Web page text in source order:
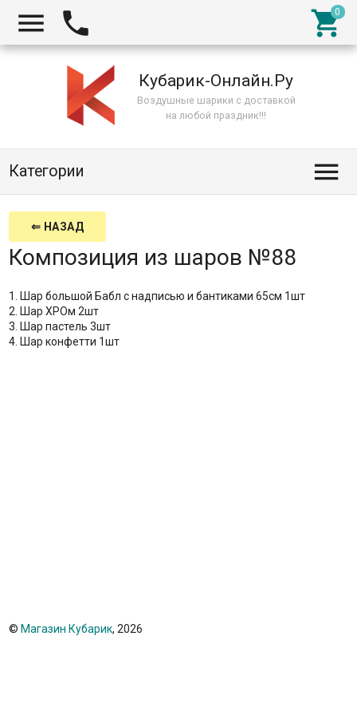
  
Кубарик-Онлайн.Ру
Воздушные шарики с доставкой
на любой праздник!!!
Категории 
⇐ НАЗАД
Композиция из шаров №88
1. Шар большой Бабл с надписью и бантиками 65см 1шт
2. Шар ХРОм 2шт
3. Шар пастель 3шт
4. Шар конфетти 1шт
© Магазин Кубарик, 2026